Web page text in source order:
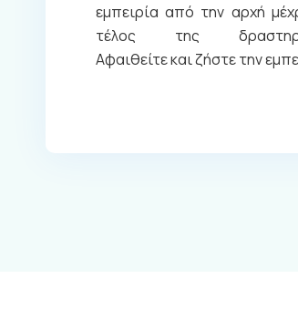
εμπειρία από την αρχή
τέλος της
Αφαιθείτε και ζήστε την